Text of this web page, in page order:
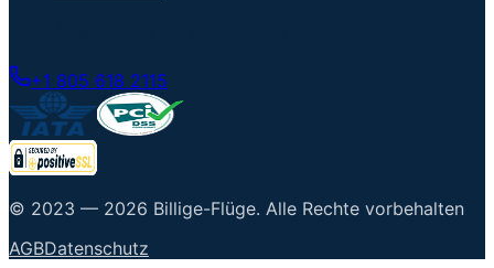
+1 805 618 2115
© 2023 — 2026 Billige-Flüge. Alle Rechte vorbehalten
AGBDatenschutz